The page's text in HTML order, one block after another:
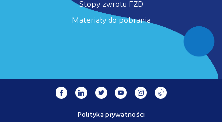
Stopy zwrotu FZD
Materiały do pobrania
Polityka prywatności